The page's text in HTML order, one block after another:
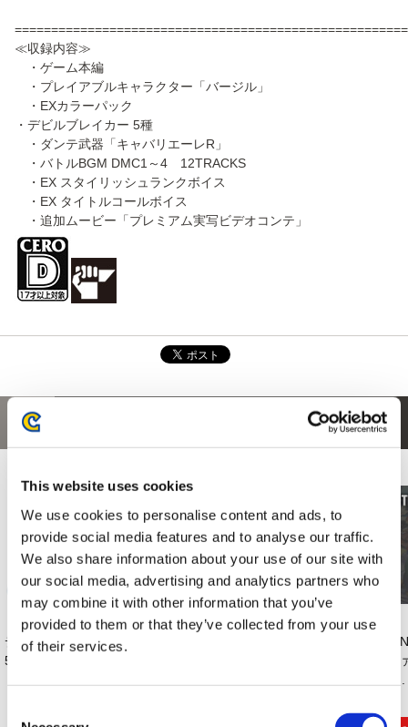
This website uses cookies
We use cookies to personalise content and ads, to
provide social media features and to analyse our traffic.
We also share information about your use of our site with
our social media, advertising and analytics partners who
may combine it with other information that you’ve
provided to them or that they’ve collected from your use
of their services.
≪収録内容≫
・ゲーム本編
・プレイアブルキャラクター「バージル」
・EXカラーパック
・デビルブレイカー 5種
・ダンテ武器「キャバリエーレR」
・バトルBGM DMC1～4 12TRACKS
・EX スタイリッシュランクボイス
・EX タイトルコールボイス
・追加ムービー「プレミアム実写ビデオコンテ」
デビル メイ クライ
5 SE ポロシャツ ...
1...